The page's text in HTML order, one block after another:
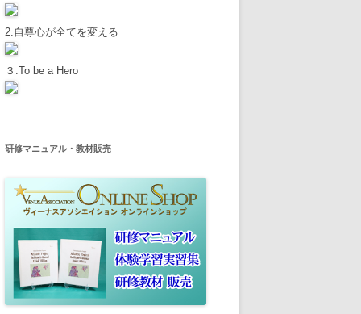
2.自尊心が全てを変える
３.To be a Hero
研修マニュアル・教材販売